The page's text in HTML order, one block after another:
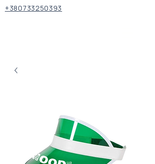
+380733250393